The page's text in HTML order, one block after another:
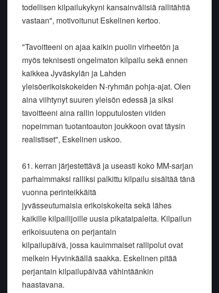
todellisen kilpailukykyni kansainvälisiä rallitähtiä
vastaan", motivoitunut Eskelinen kertoo.
"Tavoitteeni on ajaa kaikin puolin virheetön ja
myös teknisesti ongelmaton kilpailu sekä ennen
kaikkea Jyväskylän ja Lahden
yleisöerikoiskokeiden N-ryhmän pohja-ajat. Olen
aina viihtynyt suuren yleisön edessä ja siksi
tavoitteeni aina rallin lopputulosten viiden
nopeimman tuotantoauton joukkoon ovat täysin
realistiset", Eskelinen uskoo.
61. kerran järjestettävä ja useasti koko MM-sarjan
parhaimmaksi ralliksi palkittu kilpailu sisältää tänä
vuonna perinteikkäitä
jyvässeutumaisia erikoiskokeita sekä lähes
kaikille kilpailijoille uusia pikataipaleita. Kilpailun
erikoisuutena on perjantain
kilpailupäivä, jossa kauimmaiset rallipolut ovat
melkein Hyvinkäällä saakka. Eskelinen pitää
perjantain kilpailupäivää vähintäänkin
haastavana.